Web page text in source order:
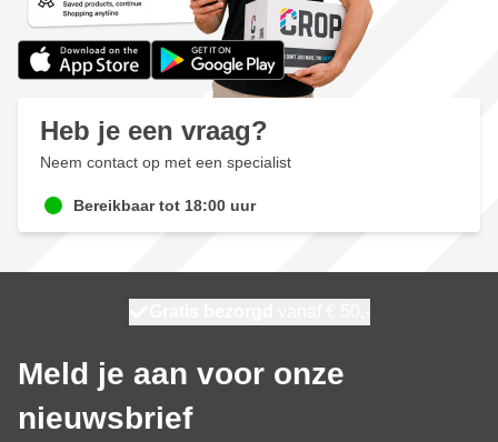
Heb je een vraag?
Neem contact op met een specialist
Bereikbaar tot 18:00 uur
Meld je aan voor onze
nieuwsbrief